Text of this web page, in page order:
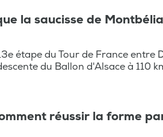
la saucisse de
étape du Tour de France
du Ballon d'Alsace à 110
réussir la forme